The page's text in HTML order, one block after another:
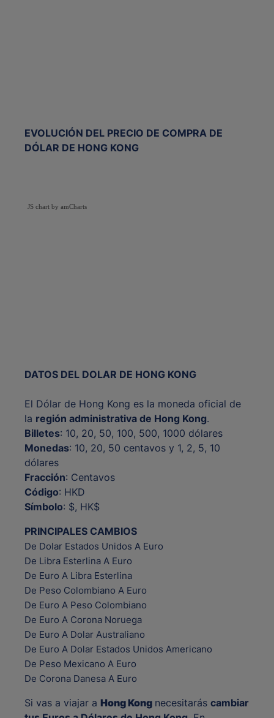
EVOLUCIÓN DEL PRECIO DE COMPRA DE
DÓLAR DE HONG KONG
JS chart by amCharts
DATOS DEL DOLAR DE HONG KONG
El Dólar de Hong Kong es la moneda oficial de
la región administrativa de Hong Kong.
Billetes: 10, 20, 50, 100, 500, 1000 dólares
Monedas: 10, 20, 50 centavos y 1, 2, 5, 10
dólares
Fracción: Centavos
Código: HKD
Símbolo: $, HK$
PRINCIPALES CAMBIOS
De Dolar Estados Unidos A Euro
De Libra Esterlina A Euro
De Euro A Libra Esterlina
De Peso Colombiano A Euro
De Euro A Peso Colombiano
De Euro A Corona Noruega
De Euro A Dolar Australiano
De Euro A Dolar Estados Unidos Americano
De Peso Mexicano A Euro
De Corona Danesa A Euro
Si vas a viajar a Hong Kong necesitarás cambiar